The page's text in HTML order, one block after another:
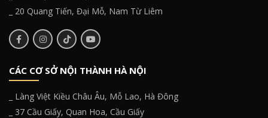
_ 20 Quang Tiến, Đại Mỗ, Nam Từ Liêm
CÁC CƠ SỞ NỘI THÀNH HÀ NỘI
_ Làng Việt Kiều Châu Âu, Mỗ Lao, Hà Đông
_ 37 Cầu Giấy, Quan Hoa, Cầu Giấy